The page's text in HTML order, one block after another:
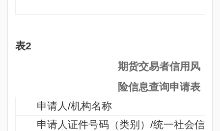
表2
期货交易者信用风
险信息查询申请表
申请人/机构名称
申请人证件号码（类别） /统一社会信用